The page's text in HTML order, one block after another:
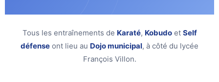
Tous les entraînements de Karaté, Kobudoet Self
défense ont lieu au Dojo municipal, à côté du lycée
François Villon.